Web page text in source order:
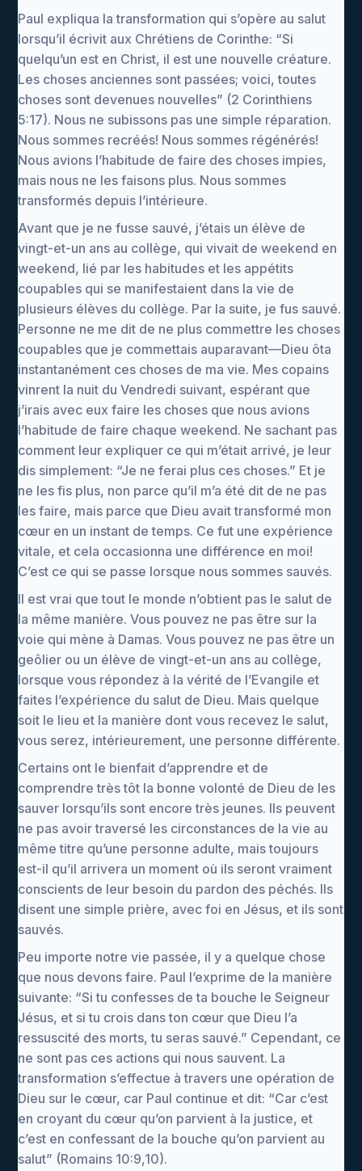
Paul expliqua la transformation qui s’opère au salut
lorsqu’il écrivit aux Chrétiens de Corinthe: “Si
quelqu’un est en Christ, il est une nouvelle créature.
Les choses anciennes sont passées; voici, toutes
choses sont devenues nouvelles” (2 Corinthiens
5:17). Nous ne subissons pas une simple réparation.
Nous sommes recréés! Nous sommes régénérés!
Nous avions l’habitude de faire des choses impies,
mais nous ne les faisons plus. Nous sommes
transformés depuis l’intérieure.
Avant que je ne fusse sauvé, j’étais un élève de
vingt-et-un ans au collège, qui vivait de weekend en
weekend, lié par les habitudes et les appétits
coupables qui se manifestaient dans la vie de
plusieurs élèves du collège. Par la suite, je fus sauvé.
Personne ne me dit de ne plus commettre les choses
coupables que je commettais auparavant—Dieu ôta
instantanément ces choses de ma vie. Mes copains
vinrent la nuit du Vendredi suivant, espérant que
j’irais avec eux faire les choses que nous avions
l’habitude de faire chaque weekend. Ne sachant pas
comment leur expliquer ce qui m’était arrivé, je leur
dis simplement: “Je ne ferai plus ces choses.” Et je
ne les fis plus, non parce qu’il m’a été dit de ne pas
les faire, mais parce que Dieu avait transformé mon
cœur en un instant de temps. Ce fut une expérience
vitale, et cela occasionna une différence en moi!
C’est ce qui se passe lorsque nous sommes sauvés.
Il est vrai que tout le monde n’obtient pas le salut de
la même manière. Vous pouvez ne pas être sur la
voie qui mène à Damas. Vous pouvez ne pas être un
geôlier ou un élève de vingt-et-un ans au collège,
lorsque vous répondez à la vérité de l’Evangile et
faites l’expérience du salut de Dieu. Mais quelque
soit le lieu et la manière dont vous recevez le salut,
vous serez, intérieurement, une personne différente.
Certains ont le bienfait d’apprendre et de
comprendre très tôt la bonne volonté de Dieu de les
sauver lorsqu’ils sont encore très jeunes. Ils peuvent
ne pas avoir traversé les circonstances de la vie au
même titre qu’une personne adulte, mais toujours
est-il qu’il arrivera un moment où ils seront vraiment
conscients de leur besoin du pardon des péchés. Ils
disent une simple prière, avec foi en Jésus, et ils sont
sauvés.
Peu importe notre vie passée, il y a quelque chose
que nous devons faire. Paul l’exprime de la manière
suivante: “Si tu confesses de ta bouche le Seigneur
Jésus, et si tu crois dans ton cœur que Dieu l’a
ressuscité des morts, tu seras sauvé.” Cependant, ce
ne sont pas ces actions qui nous sauvent. La
transformation s’effectue à travers une opération de
Dieu sur le cœur, car Paul continue et dit: “Car c’est
en croyant du cœur qu’on parvient à la justice, et
c’est en confessant de la bouche qu’on parvient au
salut” (Romains 10:9,10).